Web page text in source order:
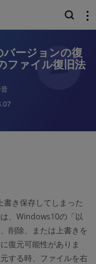
ージョンの復
ファイル復旧法
き保存してしまった
、Windows10の「以
削除、または上書きを
復元可能性がありま
する時、ファイルを右